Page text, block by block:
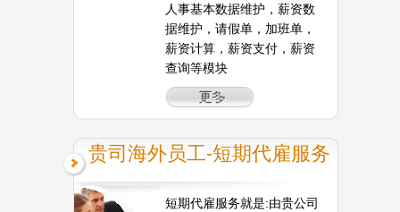
人事基本数据维护，薪资数
据维护，请假单，加班单，
薪资计算，薪资支付，薪资
查询等模块
贵司海外员工-短期代雇服务
短期代雇服务就是:由贵公司